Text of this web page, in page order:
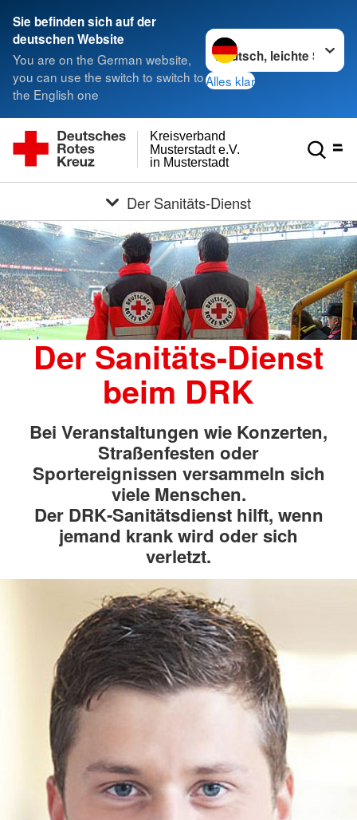
Sie befinden sich auf der
deutschen Website
You are on the German website,
you can use the switch to switch to
the English one
Sprache wechseln zu
Alles klar
in Musterstadt
Musterstadt e.V.
Kreisverband
Der Sanitäts-Dienst
Der Sanitäts-Dienst
beim DRK
Bei Veranstaltungen wie Konzerten,
Straßenfesten oder
Sportereignissen versammeln sich
viele Menschen.
Der DRK‑Sanitätsdienst hilft, wenn
jemand krank wird oder sich
verletzt.